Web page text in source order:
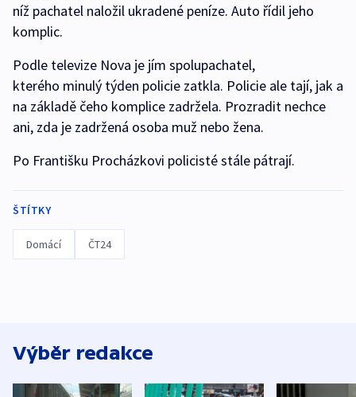
níž pachatel naložil ukradené peníze. Auto řídil jeho
komplic.
Podle televize Nova je jím spolupachatel,
kterého minulý týden policie zatkla. Policie ale tají, jak a
na základě čeho komplice zadržela. Prozradit nechce
ani, zda je zadržená osoba muž nebo žena.
Po Františku Procházkovi policisté stále pátrají.
ŠTÍTKY
Domácí ČT24
Výběr redakce